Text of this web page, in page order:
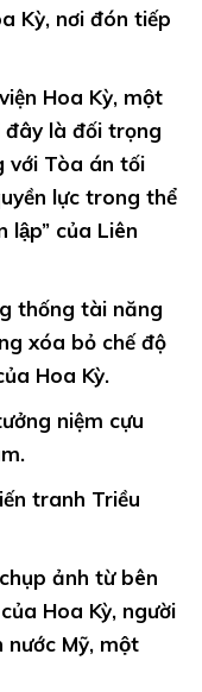
Kỳ, nơi đón tiếp
Hoa Kỳ, một
đây là đối trọng
với Tòa án tối
lực trong thể
lập” của Liên
thống tài năng
xóa bỏ chế độ
Hoa Kỳ.
niệm cựu
tranh Triều
ảnh từ bên
Hoa Kỳ, người
nước Mỹ, một